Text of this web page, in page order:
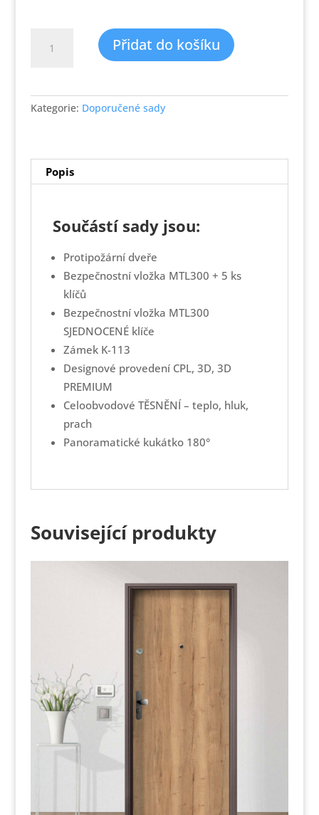
dveře,
požární
do stávající
zárubně
Přidat do košíku
Kategorie: Doporučené sady
Popis
Součástí sady jsou:
Protipožární dveře
Bezpečnostní vložka MTL300 + 5 ks
klíčů
Bezpečnostní vložka MTL300
SJEDNOCENÉ klíče
Zámek K-113
Designové provedení CPL, 3D, 3D
PREMIUM
Celoobvodové TĚSNĚNÍ – teplo, hluk,
prach
Panoramatické kukátko 180°
Související produkty